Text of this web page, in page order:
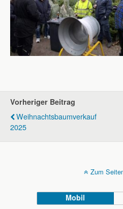
Vorheriger Beitrag
Weihnachtsbaumverkauf
2025
Zum
Mobil